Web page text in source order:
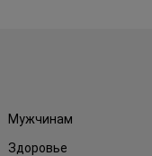
Мужчинам
Здоровье